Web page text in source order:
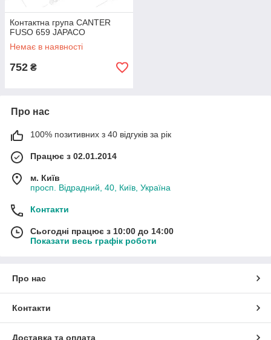
Контактна група CANTER
FUSO 659 JAPACO
Немає в наявності
752 ₴
Про нас
100% позитивних з 40 відгуків за рік
Працює з 02.01.2014
м. Київ
просп. Відрадний, 40, Київ, Україна
Контакти
Сьогодні працює з 10:00 до 14:00
Показати весь графік роботи
Про нас
Контакти
Доставка та оплата